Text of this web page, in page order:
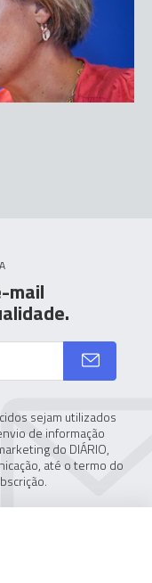
mail
sejam utilizados
de informação
do DIÁRIO,
até o termo do